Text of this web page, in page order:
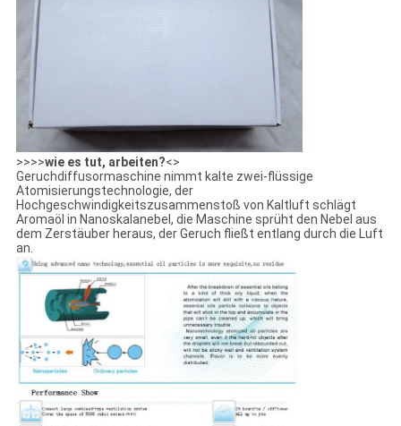
>>>>wie es tut, arbeiten?<>
Geruchdiffusormaschine nimmt kalte zwei-flüssige
Atomisierungstechnologie, der
Hochgeschwindigkeitszusammenstoß von Kaltluft schlägt
Aromaöl in Nanoskalanebel, die Maschine sprüht den Nebel aus
dem Zerstäuber heraus, der Geruch fließt entlang durch die Luft
an.